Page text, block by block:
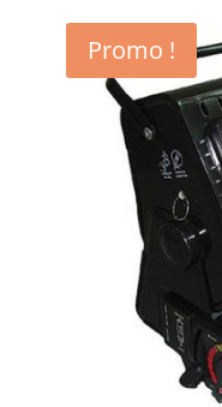
Promo !